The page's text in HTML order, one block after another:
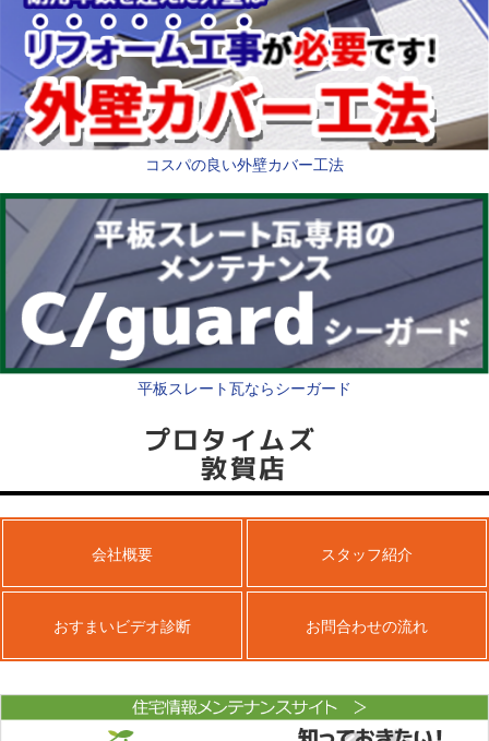
コスパの良い外壁カバー工法
平板スレート瓦ならシーガード
プロタイムズ
敦賀店
会社概要 スタッフ紹介
おすまいビデオ診断 お問合わせの流れ